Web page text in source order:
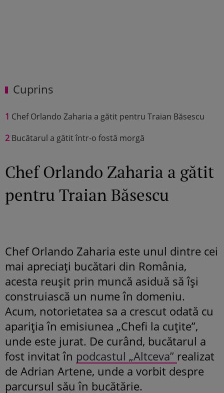
Cuprins
1 Chef Orlando Zaharia a gătit pentru Traian Băsescu
2 Bucătarul a gătit într-o fostă morgă
Chef Orlando Zaharia a gătit
pentru Traian Băsescu
Chef Orlando Zaharia este unul dintre cei
mai apreciați bucătari din România,
acesta reușit prin muncă asiduă să își
construiască un nume în domeniu.
Acum, notorietatea sa a crescut odată cu
apariția în emisiunea „Chefi la cuțite”,
unde este jurat. De curând, bucătarul a
fost invitat în podcastul „Altceva” realizat
de Adrian Artene, unde a vorbit despre
parcursul său în bucătărie.